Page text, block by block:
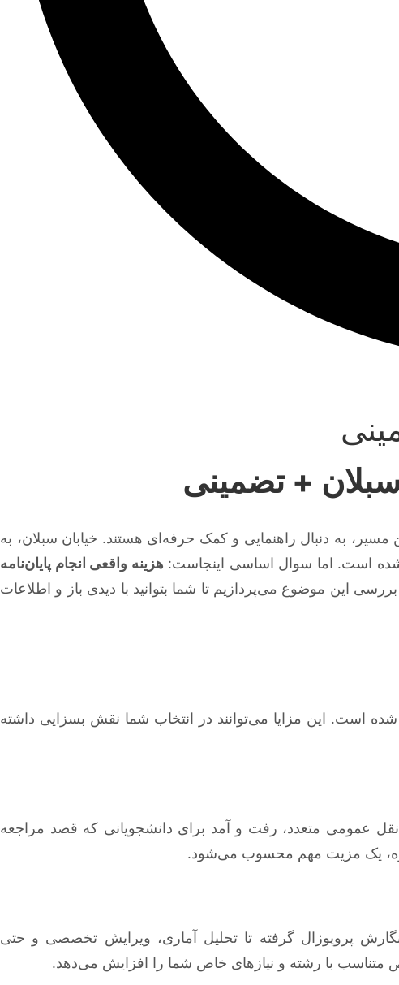
سبلان + تضمینی
به دنبال راهنمایی و کمک حرفه‌ای هستند. خیابان سبلان، به
شده است. اما سوال اساسی اینجاست: هزینه واقعی انجام پایان‌نامه
این موضوع می‌پردازیم تا شما بتوانید با دیدی باز و اطلاعات
است. این مزایا می‌توانند در انتخاب شما نقش بسزایی داشته
عمومی متعدد، رفت و آمد برای دانشجویانی که قصد مراجعه
یک مزیت مهم محسوب می‌شود.
پروپوزال گرفته تا تحلیل آماری، ویرایش تخصصی و حتی
متناسب با رشته و نیازهای خاص شما را افزایش می‌دهد.